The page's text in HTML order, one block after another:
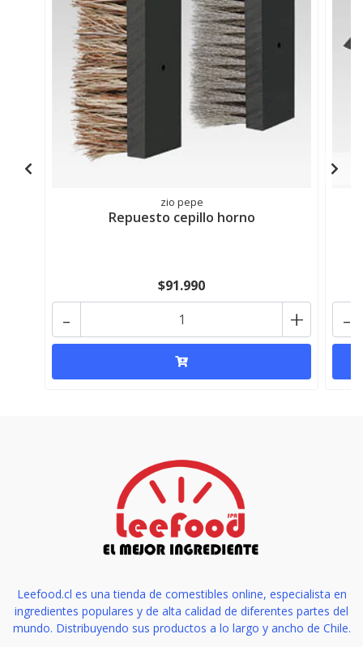
zio pepe
Repuesto cepillo horno
$91.990
+
- -
Leefood.cl es una tienda de comestibles online, especialista en
ingredientes populares y de alta calidad de diferentes partes del
mundo. Distribuyendo sus productos a lo largo y ancho de Chile.